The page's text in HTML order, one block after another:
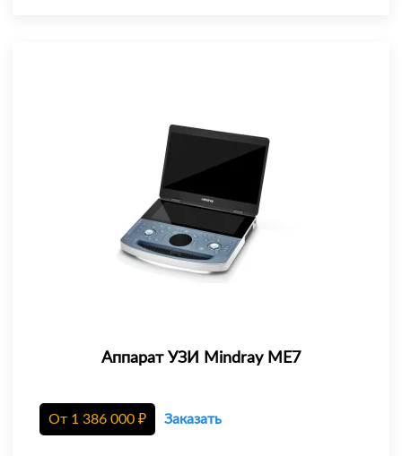
Аппарат УЗИ Mindray ME7
От 1 386 000 ₽ Заказать